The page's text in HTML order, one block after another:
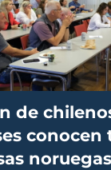
de
conocen
noruegas